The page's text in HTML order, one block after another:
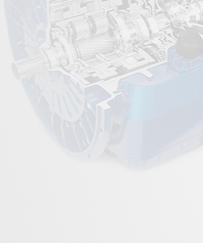
Прокладки и уплотнители
Втулки
Сцепление